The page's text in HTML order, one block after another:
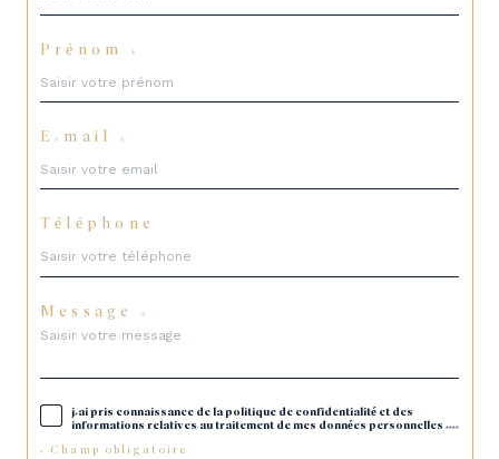
Prénom *
E-mail *
Téléphone
Message *
j'ai pris connaissance de la politique de confidentialité et des
informations relatives au traitement de mes données personnelles (*)*
* Champ obligatoire